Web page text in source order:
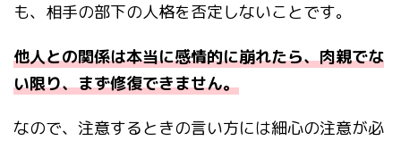
も、相手の部下の人格を否定しないことです。
他人との関係は本当に感情的に崩れたら、肉親でな
い限り、まず修復できません。
なので、注意するときの言い方には細心の注意が必